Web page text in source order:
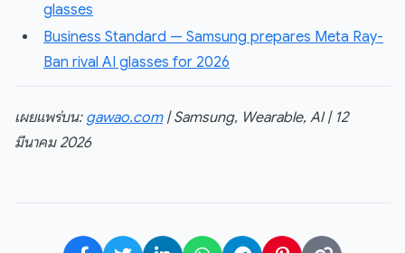
glasses
Business Standard — Samsung prepares Meta Ray-
Ban rival AI glasses for 2026
เผยแพร่บน: gawao.com| Samsung, Wearable, AI | 12
มีนาคม 2026